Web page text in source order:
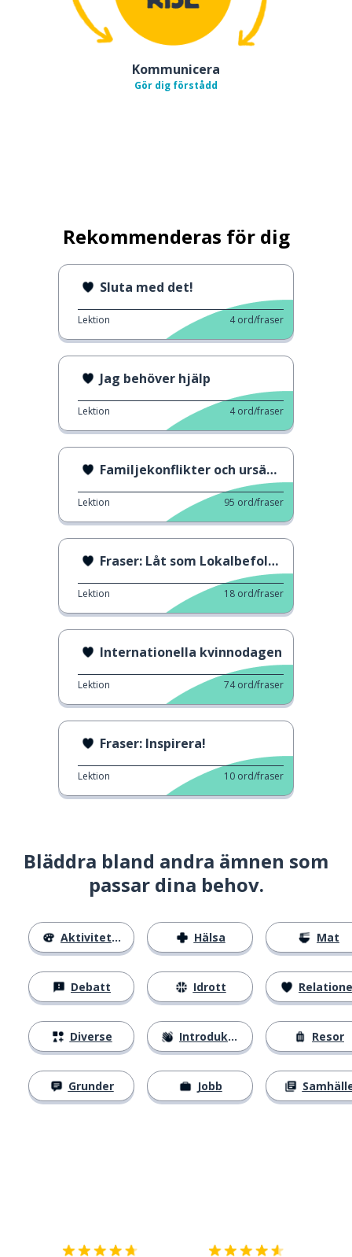
Kommunicera
Gör dig förstådd
Rekommenderas för dig
Sluta med det!
Lektion 4 ord/fraser
Jag behöver hjälp
Lektion 4 ord/fraser
Familjekonflikter och ursäkter
Lektion 95 ord/fraser
Fraser: Låt som Lokalbefolkningen 4
Lektion 18 ord/fraser
Internationella kvinnodagen
Lektion 74 ord/fraser
Fraser: Inspirera!
Lektion 10 ord/fraser
Bläddra bland andra ämnen som
passar dina behov.
Aktiviteter
Debatt
Diverse
Grunder
Hälsa
Idrott
Introduktion
Jobb
Mat
Resor